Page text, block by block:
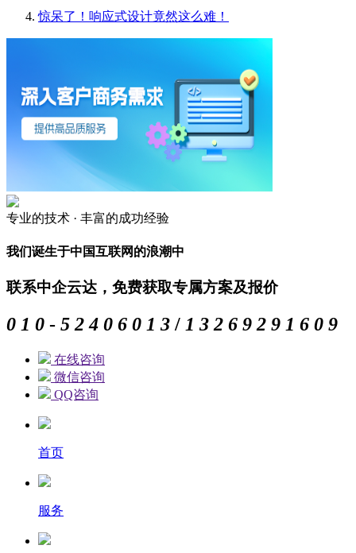
惊呆了！响应式设计竟然这么难！
专业的技术 · 丰富的成功经验
我们诞生于中国互联网的浪潮中
联系中企云达，免费获取专属方案及报价
0 1 0 - 5 2 4 0 6 0 1 3 / 1 3 2 6 9 2 9 1 6 0 9
在线咨询
微信咨询
QQ咨询
首页
服务